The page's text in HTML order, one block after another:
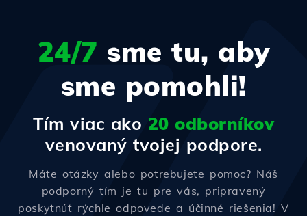
24/7 sme tu, aby
sme pomohli!
Tím viac ako 20 odborníkov
venovaný tvojej podpore.
Máte otázky alebo potrebujete pomoc? Náš
podporný tím je tu pre vás, pripravený
poskytnúť rýchle odpovede a účinné riešenia! V